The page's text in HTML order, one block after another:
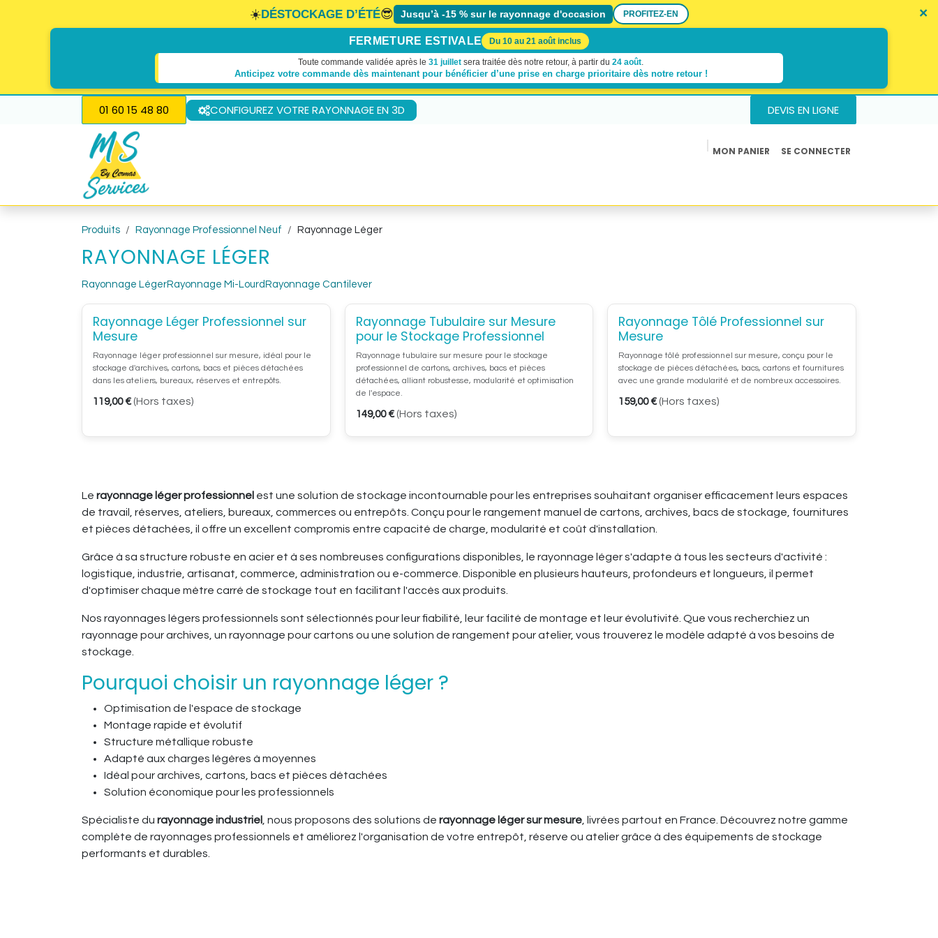
×
☀️DÉSTOCKAGE D’ÉTÉ😎 Jusqu’à -15 % sur le rayonnage d'occasion PROFITEZ-EN
FERMETURE ESTIVALE Du 10 au 21 août inclus
Toute commande validée après le 31 juillet sera traitée dès notre retour, à partir du 24 août.
Anticipez votre commande dès maintenant pour bénéficier d’une prise en charge prioritaire dès notre retour !
Se rendre au contenu01 60 15 48 80 CONFIGUREZ VOTRE RAYONNAGE EN 3D DEVIS EN LIGNE
MON PANIER SE CONNECTER
Produits Rayonnage Professionnel Neuf Rayonnage Léger
RAYONNAGE LÉGER
Rayonnage LégerRayonnage Mi-Lourd Rayonnage Cantilever
Configurateur 3D
Rayonnage Léger Professionnel sur
Mesure
Rayonnage léger professionnel sur mesure, idéal pour le
stockage d'archives, cartons, bacs et pièces détachées
dans les ateliers, bureaux, réserves et entrepôts.
119,00€ (Hors taxes)
Configurateur 3D
Rayonnage Tubulaire sur Mesure
pour le Stockage Professionnel
Rayonnage tubulaire sur mesure pour le stockage
professionnel de cartons, archives, bacs et pièces
détachées, alliant robustesse, modularité et optimisation
de l'espace.
149,00€ (Hors taxes)
Configurateur 3D
Rayonnage Tôlé Professionnel sur
Mesure
Rayonnage tôlé professionnel sur mesure, conçu pour le
stockage de pièces détachées, bacs, cartons et fournitures
avec une grande modularité et de nombreux accessoires.
159,00€ (Hors taxes)
Le rayonnage léger professionnel est une solution de stockage incontournable pour les entreprises souhaitant organiser efficacement leurs espaces
de travail, réserves, ateliers, bureaux, commerces ou entrepôts. Conçu pour le rangement manuel de cartons, archives, bacs de stockage, fournitures
et pièces détachées, il offre un excellent compromis entre capacité de charge, modularité et coût d'installation.
Grâce à sa structure robuste en acier et à ses nombreuses configurations disponibles, le rayonnage léger s'adapte à tous les secteurs d'activité :
logistique, industrie, artisanat, commerce, administration ou e-commerce. Disponible en plusieurs hauteurs, profondeurs et longueurs, il permet
d'optimiser chaque mètre carré de stockage tout en facilitant l'accès aux produits.
Nos rayonnages légers professionnels sont sélectionnés pour leur fiabilité, leur facilité de montage et leur évolutivité. Que vous recherchiez un
rayonnage pour archives, un rayonnage pour cartons ou une solution de rangement pour atelier, vous trouverez le modèle adapté à vos besoins de
stockage.
Pourquoi choisir un rayonnage léger ?
Optimisation de l'espace de stockage
Montage rapide et évolutif
Structure métallique robuste
Adapté aux charges légères à moyennes
Idéal pour archives, cartons, bacs et pièces détachées
Solution économique pour les professionnels
Spécialiste du rayonnage industriel , nous proposons des solutions de rayonnage léger sur mesure , livrées partout en France. Découvrez notre gamme
complète de rayonnages professionnels et améliorez l'organisation de votre entrepôt, réserve ou atelier grâce à des équipements de stockage
performants et durables.
×
×